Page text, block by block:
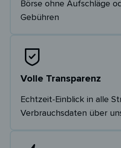
Börse ohne Aufschläge
Gebühren
Volle Transparenz
Echtzeit-Einblick in alle
Verbrauchsdaten über